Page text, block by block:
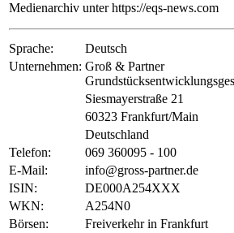
Medienarchiv unter https://eqs-news.com
Sprache:
Deutsch
Unternehmen: Groß & Partner
Siesmayerstraße 21
60323 Frankfurt/Main
Deutschland
Telefon:
069 360095 - 100
E-Mail:
info@gross-partner.de
ISIN:
DE000A254XXX
WKN:
A254N0
Börsen:
Freiverkehr in Frankfurt